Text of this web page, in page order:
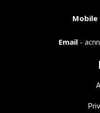
Mobile
Email-